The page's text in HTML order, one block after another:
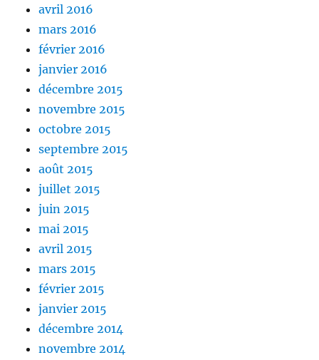
avril 2016
mars 2016
février 2016
janvier 2016
décembre 2015
novembre 2015
octobre 2015
septembre 2015
août 2015
juillet 2015
juin 2015
mai 2015
avril 2015
mars 2015
février 2015
janvier 2015
décembre 2014
novembre 2014